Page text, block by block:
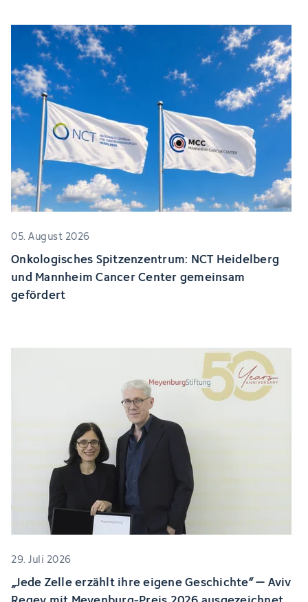
05. August 2026
Onkologisches Spitzenzentrum: NCT Heidelberg
und Mannheim Cancer Center gemeinsam
gefördert
29. Juli 2026
„Jede Zelle erzählt ihre eigene Geschichte“ – Aviv